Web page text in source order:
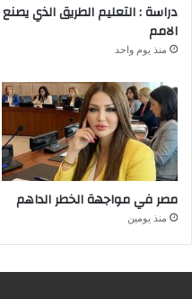
دراسة : التعليم الطريق الذي يصنع
الامم
منذ يوم واحد
مصر في مواجهة الخطر الداهم
منذ يومين